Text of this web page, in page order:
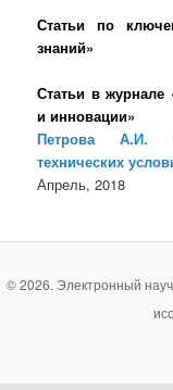
Статьи по
знаний»
Статьи в
и инновации»
Петрова А.И.
технических
Апрель, 2018
© 2026. Электронный